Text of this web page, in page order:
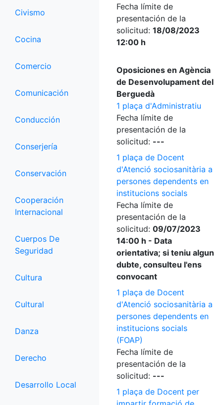
Civismo
Cocina
Comercio
Comunicación
Conducción
Conserjería
Conservación
Cooperación
Internacional
Cuerpos De
Seguridad
Cultura
Cultural
Danza
Derecho
Desarrollo Local
Fecha límite de
presentación de la
solicitud: 18/08/2023
12:00 h
Oposiciones en Agència
de Desenvolupament del
Berguedà
1 plaça d'Administratiu
Fecha límite de
presentación de la
solicitud: ---
1 plaça de Docent
d'Atenció sociosanitària a
persones dependents en
institucions socials
Fecha límite de
presentación de la
solicitud: 09/07/2023
14:00 h - Data
orientativa; si teniu algun
dubte, consulteu l'ens
convocant
1 plaça de Docent
d'Atenció sociosanitària a
persones dependents en
institucions socials
(FOAP)
Fecha límite de
presentación de la
solicitud: ---
1 plaça de Docent per